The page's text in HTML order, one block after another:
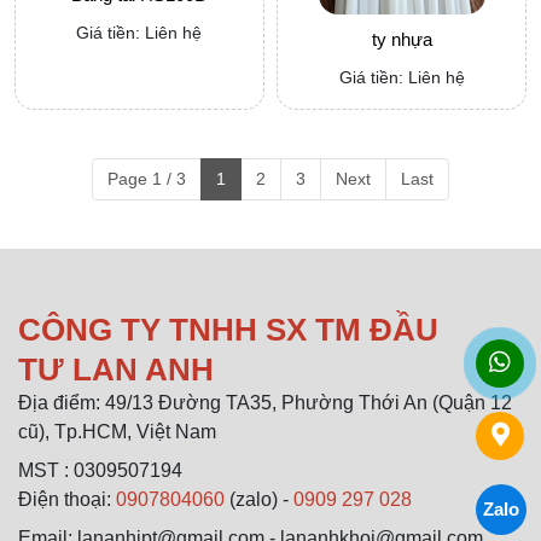
Giá tiền: Liên hệ ty nhựa
Giá tiền: Liên hệ
Page 1 / 3 1 2 3 Next Last
CÔNG TY TNHH SX TM ĐẦU
TƯ LAN ANH
Địa điểm: 49/13 Đường TA35, Phường Thới An (Quận 12
cũ), Tp.HCM, Việt Nam
MST : 0309507194
Điện thoại: 0907804060 (zalo) - 0909 297 028
Zalo